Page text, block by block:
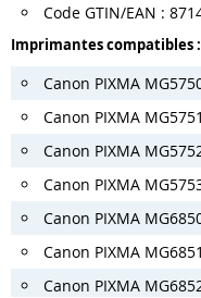
Code GTIN/EAN :
Imprimantes compatibles :
Canon PIXMA
Canon PIXMA MG5751
Canon PIXMA
Canon PIXMA
Canon PIXMA
Canon PIXMA MG6851
Canon PIXMA